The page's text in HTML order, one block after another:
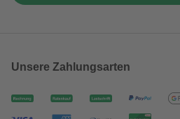
Unsere Zahlungsarten